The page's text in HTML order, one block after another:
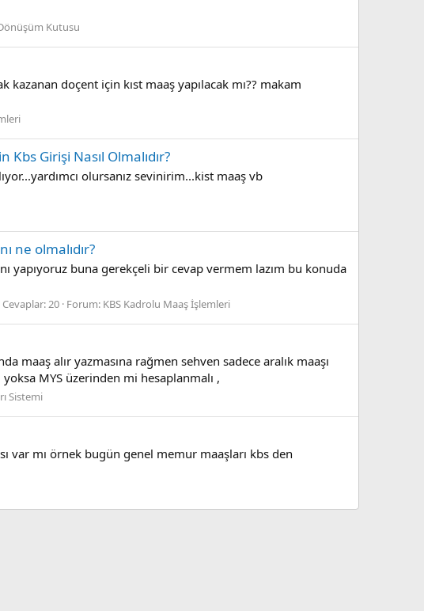
Kutusu
doçent için kıst maaş yapılacak mı?? makam
Girişi Nasıl Olmalıdır?
olursanız sevinirim...kist maaş vb
ne olmalıdır?
yapıyoruz buna gerekçeli bir cevap vermem lazım bu konuda
Cevaplar: 20 Forum: KBS Kadrolu Maaş İşlemleri
alır yazmasına rağmen sehven sadece aralık maaşı
yoksa MYS üzerinden mi hesaplanmalı ,
Sistemi
var mı örnek bugün genel memur maaşları kbs den